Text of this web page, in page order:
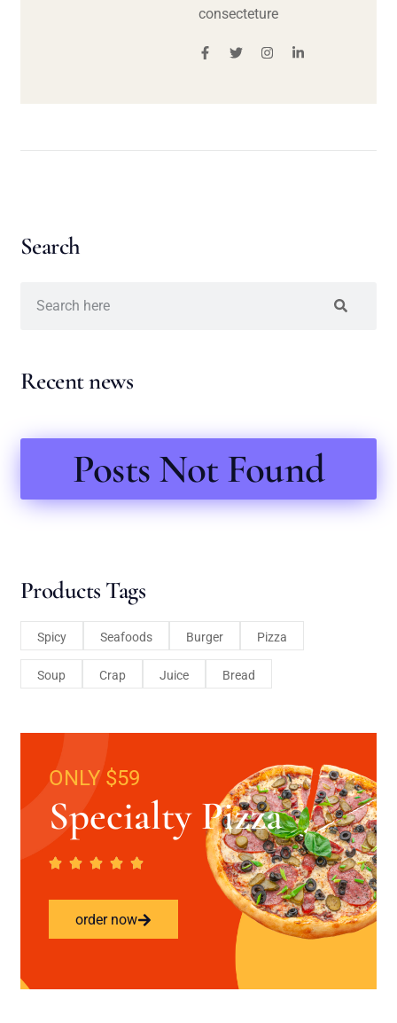
consecteture
Search
Recent news
Posts Not Found
Products Tags
Spicy Seafoods Burger Pizza
Soup Crap Juice Bread
ONLY $59
Specialty Pizza
order now